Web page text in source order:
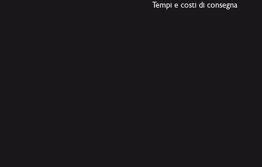
Tempi e costi di consegna